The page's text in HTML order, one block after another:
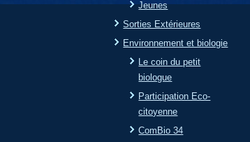
Jeunes
Sorties Extérieures
Environnement et biologie
Le coin du petit
biologue
Participation Eco-
citoyenne
ComBio 34